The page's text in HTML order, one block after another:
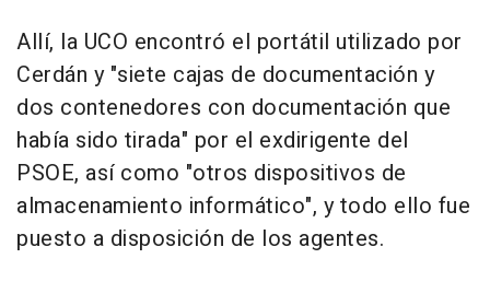
Allí, la UCO encontró el portátil utilizado por
Cerdán y "siete cajas de documentación y
dos contenedores con documentación que
había sido tirada" por el exdirigente del
PSOE, así como "otros dispositivos de
almacenamiento informático", y todo ello fue
puesto a disposición de los agentes.